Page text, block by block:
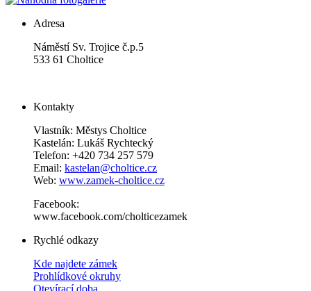
Adresa
Náměstí Sv. Trojice č.p.5
533 61 Choltice
Kontakty
Vlastník: Městys Choltice
Kastelán: Lukáš Rychtecký
Telefon: +420 734 257 579
Email: kastelan@choltice.cz
Web: www.zamek-choltice.cz
Facebook:
www.facebook.com/cholticezamek
Rychlé odkazy
Kde najdete zámek
Prohlídkové okruhy